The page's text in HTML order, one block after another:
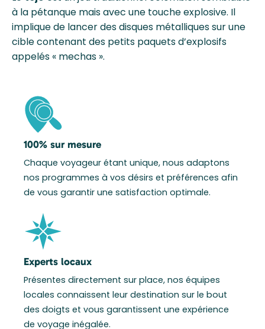
à la pétanque mais avec une touche explosive. Il
implique de lancer des disques métalliques sur une
cible contenant des petits paquets d’explosifs
appelés « mechas ».
100% sur mesure
Chaque voyageur étant unique, nous adaptons
nos programmes à vos désirs et préférences afin
de vous garantir une satisfaction optimale.
Experts locaux
Présentes directement sur place, nos équipes
locales connaissent leur destination sur le bout
des doigts et vous garantissent une expérience
de voyage inégalée.